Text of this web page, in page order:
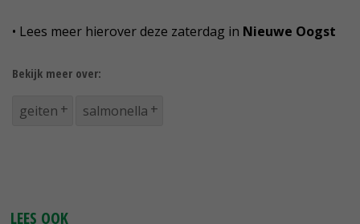
• Lees meer hierover deze zaterdag in Nieuwe Oogst
Bekijk meer over:
geiten salmonella
LEES OOK